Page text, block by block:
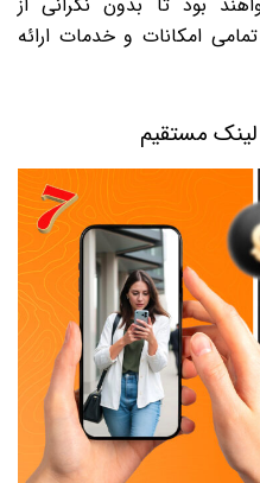
امکانات و خدمات ارائه
مستقیم